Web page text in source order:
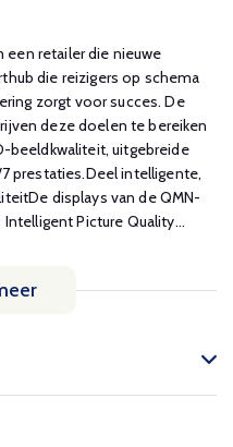
een ​​retailer die nieuwe
die reizigers op schema
zorgt voor succes. De
deze doelen te bereiken
beeldkwaliteit, uitgebreide
prestaties.Deel intelligente,
displays van de QMN-
Picture Quality...